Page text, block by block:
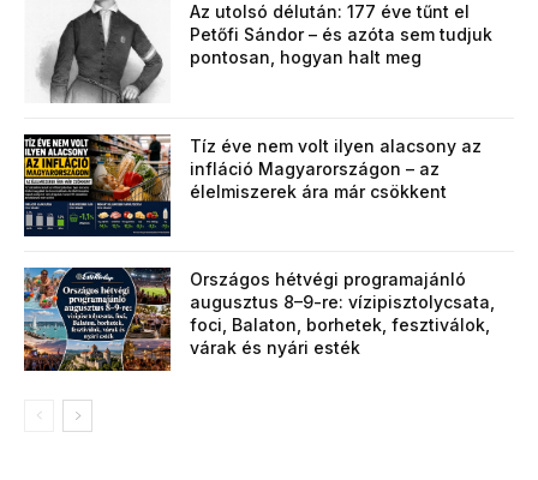
Az utolsó délután: 177 éve tűnt el
Petőfi Sándor – és azóta sem tudjuk
pontosan, hogyan halt meg
Tíz éve nem volt ilyen alacsony az
infláció Magyarországon – az
élelmiszerek ára már csökkent
Országos hétvégi programajánló
augusztus 8–9-re: vízipisztolycsata,
foci, Balaton, borhetek, fesztiválok,
várak és nyári esték